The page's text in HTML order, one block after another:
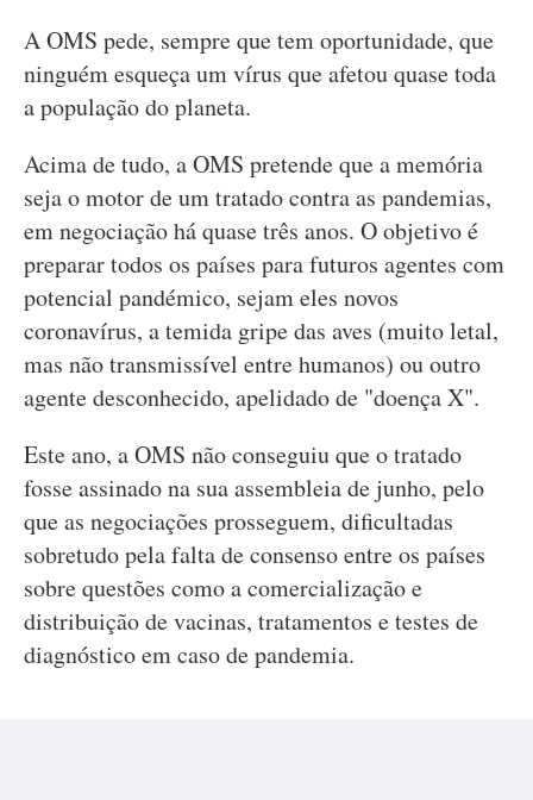
A OMS pede, sempre que tem oportunidade, que
ninguém esqueça um vírus que afetou quase toda
a população do planeta.
Acima de tudo, a OMS pretende que a memória
seja o motor de um tratado contra as pandemias,
em negociação há quase três anos. O objetivo é
preparar todos os países para futuros agentes com
potencial pandémico, sejam eles novos
coronavírus, a temida gripe das aves (muito letal,
mas não transmissível entre humanos) ou outro
agente desconhecido, apelidado de "doença X".
Este ano, a OMS não conseguiu que o tratado
fosse assinado na sua assembleia de junho, pelo
que as negociações prosseguem, dificultadas
sobretudo pela falta de consenso entre os países
sobre questões como a comercialização e
distribuição de vacinas, tratamentos e testes de
diagnóstico em caso de pandemia.